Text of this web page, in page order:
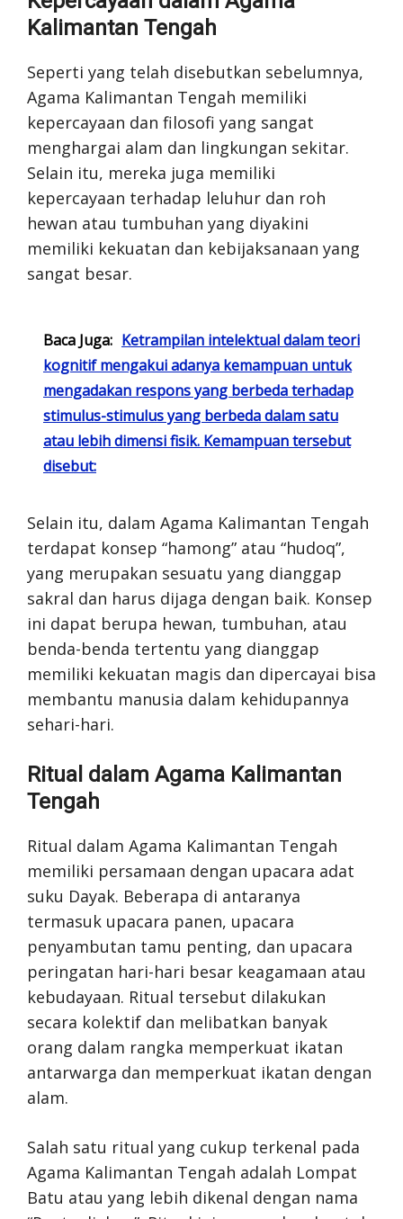
Kalimantan Tengah
Seperti yang telah disebutkan sebelumnya,
Agama Kalimantan Tengah memiliki
kepercayaan dan filosofi yang sangat
menghargai alam dan lingkungan sekitar.
Selain itu, mereka juga memiliki
kepercayaan terhadap leluhur dan roh
hewan atau tumbuhan yang diyakini
memiliki kekuatan dan kebijaksanaan yang
sangat besar.
Baca Juga: Ketrampilan intelektual dalam teori
kognitif mengakui adanya kemampuan untuk
mengadakan respons yang berbeda terhadap
stimulus-stimulus yang berbeda dalam satu
atau lebih dimensi fisik. Kemampuan tersebut
disebut:
Selain itu, dalam Agama Kalimantan Tengah
terdapat konsep “hamong” atau “hudoq”,
yang merupakan sesuatu yang dianggap
sakral dan harus dijaga dengan baik. Konsep
ini dapat berupa hewan, tumbuhan, atau
benda-benda tertentu yang dianggap
memiliki kekuatan magis dan dipercayai bisa
membantu manusia dalam kehidupannya
sehari-hari.
Ritual dalam Agama Kalimantan
Tengah
Ritual dalam Agama Kalimantan Tengah
memiliki persamaan dengan upacara adat
suku Dayak. Beberapa di antaranya
termasuk upacara panen, upacara
penyambutan tamu penting, dan upacara
peringatan hari-hari besar keagamaan atau
kebudayaan. Ritual tersebut dilakukan
secara kolektif dan melibatkan banyak
orang dalam rangka memperkuat ikatan
antarwarga dan memperkuat ikatan dengan
alam.
Salah satu ritual yang cukup terkenal pada
Agama Kalimantan Tengah adalah Lompat
Batu atau yang lebih dikenal dengan nama